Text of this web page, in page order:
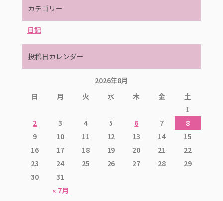
カテゴリー
日記
投稿日カレンダー
2026年8月
日
月 火 水 木 金 土
« 7月
1
2
3 4 5 6 7
8
9
10 11 12 13 14
15
16
17 18 19 20 21
22
23
24 25 26 27 28
29
30
31